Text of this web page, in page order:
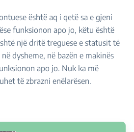
është aq i qetë sa e gjeni
funksionon apo jo, këtu është
një dritë treguese e statusit të
dysheme, në bazën e makinës
apo jo. Nuk ka më
të zbrazni enëlarësen.